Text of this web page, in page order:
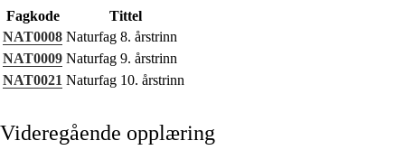
Fagets relevans og sentrale verdier
Kjerneelementer
Tverrfaglige temaer
Grunnleggende ferdigheter
Fagkode
Tittel
NAT0008 Naturfag 8. årstrinn
NAT0009 Naturfag 9. årstrinn
NAT0021 Naturfag 10. årstrinn
Videregående opplæring